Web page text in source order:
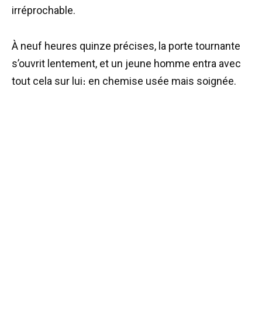
irréprochable.
À neuf heures quinze précises, la porte tournante
s’ouvrit lentement, et un jeune homme entra avec
tout cela sur lui։ en chemise usée mais soignée.